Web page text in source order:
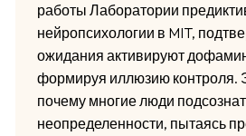
работы Лаборатории
нейропсихологии в MIT,
ожидания активируют
формируя иллюзию контроля.
почему многие люди
неопределенности, пытаясь